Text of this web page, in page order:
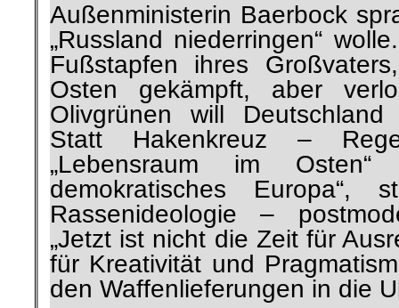
Außenministerin Baerbock
„Russland niederringen“
Fußstapfen ihres
Osten gekämpft, aber
Olivgrünen will
Statt Hakenkreuz –
„Lebensraum im
demokratisches Europa“,
Rassenideologie –
„Jetzt ist nicht die Zeit für
für Kreativität und
den Waffenlieferungen in die